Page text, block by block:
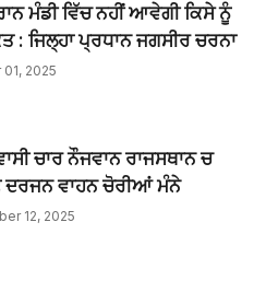
ਮਨਚੰਦਾ, ਪੰਜਾਬ ਅਤੇ ਹਰਿਆਣਾ
ਦੀ ਮੌਤ, ਨਹੀਂ ਹੋਈ ਪਹਿਚਾਣ
ਮੰਡੀ ਵਿੱਚ ਨਹੀਂ ਆਵੇਗੀ ਕਿਸੇ ਨੂੰ
: ਜਿਲ੍ਹਾ ਪ੍ਰਧਾਨ ਜਗਸੀਰ ਚਰਨਾ
2025
ਚਾਰ ਨੌਜਵਾਨ ਰਾਜਸਥਾਨ ਚ
ਦਰਜਨ ਵਾਹਨ ਚੋਰੀਆਂ ਮੰਨੇ
12, 2025